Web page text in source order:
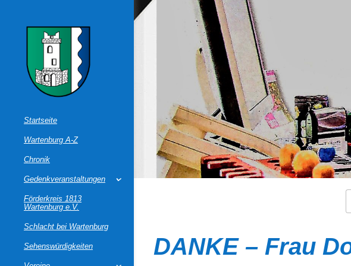
Startseite
Wartenburg A-Z
Chronik
Gedenkveranstaltungen
Förderkreis 1813
Wartenburg e.V.
Schlacht bei Wartenburg
Sehenswürdigkeiten DANKE – Frau